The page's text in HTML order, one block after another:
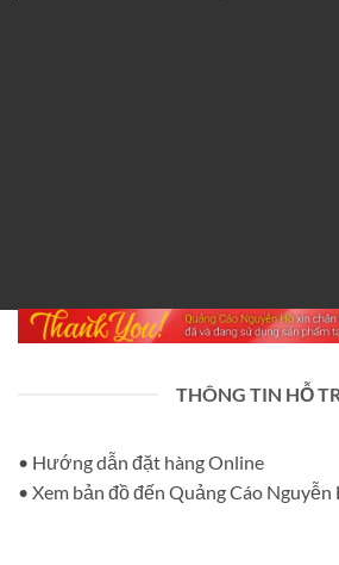
THÔNG TIN HỖ
• Hướng dẫn đặt hàng Online
• Xem bản đồ đến Quảng Cáo Nguyễn